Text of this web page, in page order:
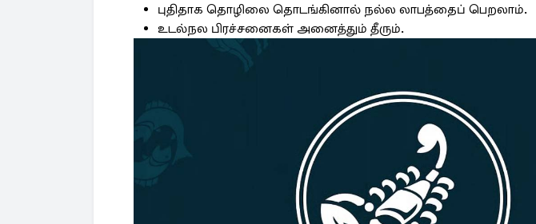
புதிதாக தொழிலை தொடங்கினால் நல்ல லாபத்தைப் பெறலாம்.
உடல்நல பிரச்சனைகள் அனைத்தும் தீரும்.